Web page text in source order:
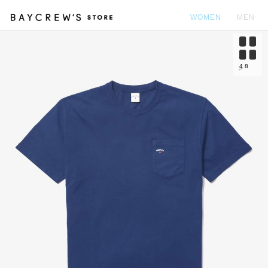
WOMEN MEN
4 8